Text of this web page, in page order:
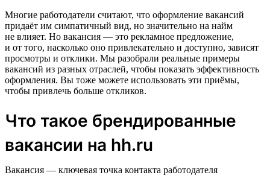
Многие работодатели считают, что оформление вакансий
придаёт им симпатичный вид, но значительно на найм
не влияет. Но вакансия — это рекламное предложение,
и от того, насколько оно привлекательно и доступно, зависят
просмотры и отклики. Мы разобрали реальные примеры
вакансий из разных отраслей, чтобы показать эффективность
оформления. Вы тоже можете использовать эти приёмы,
чтобы привлечь больше откликов.
Что такое брендированные
вакансии на hh.ru
Вакансия — ключевая точка контакта работодателя